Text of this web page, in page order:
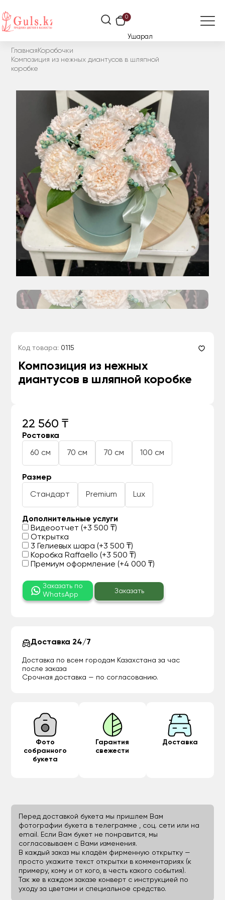
0
Ушарал
Главная Коробочки
Композиция из нежных диантусов в шляпной
коробке
Код товара: 0115
Композиция из нежных
диантусов в шляпной коробке
22 560 ₸
Ростовка
60 см 70 см 70 см 100 см
Размер
Стандарт Premium Lux
Дополнительные услуги
Видеоотчет (+3 500 ₸)
Открытка
3 Гелиевых шара (+3 500 ₸)
Коробка Raffaello (+3 500 ₸)
Премиум оформление (+4 000 ₸)
Заказать по
WhatsApp
Заказать
Доставка 24/7
Доставка по всем городам Казахстана за час
после заказа
Срочная доставка — по согласованию.
Фото
собранного
букета
Гарантия
свежести
Доставка
Перед доставкой букета мы пришлем Вам
фотографии букета в телеграмме , соц. сети или на
email. Если Вам букет не понравится, мы
согласовываем с Вами изменения.
В каждый заказ мы кладём фирменную открытку —
просто укажите текст открытки в комментариях (к
примеру, кому и от кого, в честь какого события).
Так же в каждом заказе конверт с инструкцией по
уходу за цветами и специальное средство.